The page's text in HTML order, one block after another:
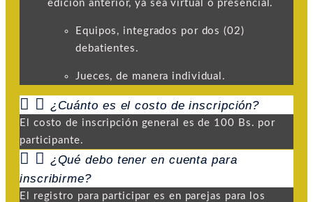
edición anterior, ya sea virtual o presencial.
Equipos, integrados por dos (02)
debatientes.
Jueces, de manera individual.
¿Cuánto es el costo de inscripción?
El costo de inscripción general es de 100 Bs. por
participante.
¿Qué debo tener en cuenta para
inscribirme?
El registro para participar es en parejas para los